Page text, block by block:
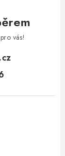
vás!